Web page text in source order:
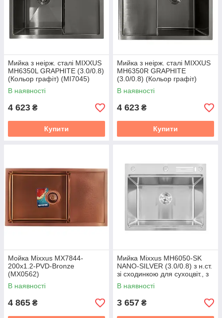
Мийка з неірж. сталі MIXXUS
MH6350L GRAPHITE (3.0/0.8)
(Кольор графіт) (MI7045)
В наявності
4 623 ₴
Купити
Мийка з неірж. сталі MIXXUS
MH6350R GRAPHITE
(3.0/0.8) (Кольор графіт)
(MI7047)
В наявності
4 623 ₴
Купити
Мойка Mixxus MX7844-
200x1.2-PVD-Bronze
(MX0562)
В наявності
4 865 ₴
Мийка Mixxus MH6050-SK
NANO-SILVER (3.0/0.8) з н.ст.
зі сходинкою для сухоцвіт., з
підст. під ножі (неірж.)
(MX1941)
В наявності
3 657 ₴